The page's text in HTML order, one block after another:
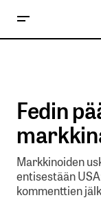
Fedin
Markkinoiden
entisestään
kommenttien